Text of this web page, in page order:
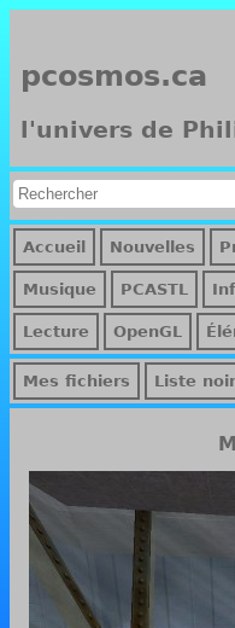
pcosmos.ca
l'univers de
Accueil Nouvelles
Musique PCASTL
Lecture OpenGL
Mes fichiers Liste